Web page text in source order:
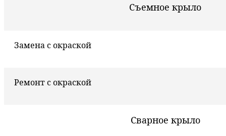
Съемное крыло
Замена с окраской
Ремонт с окраской
Сварное крыло